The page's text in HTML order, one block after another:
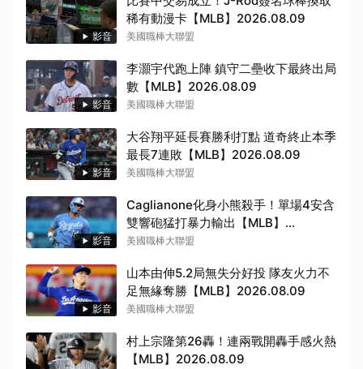
影音
稀有動漫卡【MLB】2026.08.09
美國職棒大聯盟
影音
李灝宇代跑上陣 鎮守二壘收下最終出局
數【MLB】2026.08.09
美國職棒大聯盟
影音
大谷翔平延長賽勝利打點 道奇終止本季
最長7連敗【MLB】2026.08.09
美國職棒大聯盟
影音
Caglianone化身小熊殺手！單場4安含
雙響砲猛打暴力輸出【MLB】
2026.08.09
美國職棒大聯盟
影音
山本由伸5.2局無失分好投 隊友火力不
足無緣奪勝【MLB】2026.08.09
美國職棒大聯盟
村上宗隆第26轟！連兩戰開轟手感火熱
【MLB】2026.08.09
取消